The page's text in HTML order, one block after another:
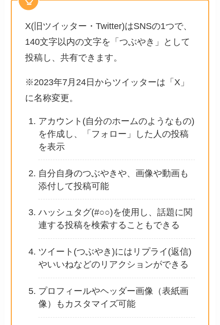
X(旧ツイッター・Twitter)はSNSの1つで、
140文字以内の文字を「つぶやき」として
投稿し、共有できます。
※2023年7月24日からツイッターは「X」
に名称変更。
アカウント(自分のホームのようなもの)
を作成し、「フォロー」した人の投稿
を表示
自分自身のつぶやきや、画像や動画も
添付して投稿可能
ハッシュタグ(#○○)を使用し、話題に関
連する投稿を検索することもできる
ツイート(つぶやき)にはリプライ(返信)
やいいねなどのリアクションができる
プロフィールやヘッダー画像（表紙画
像）もカスタマイズ可能